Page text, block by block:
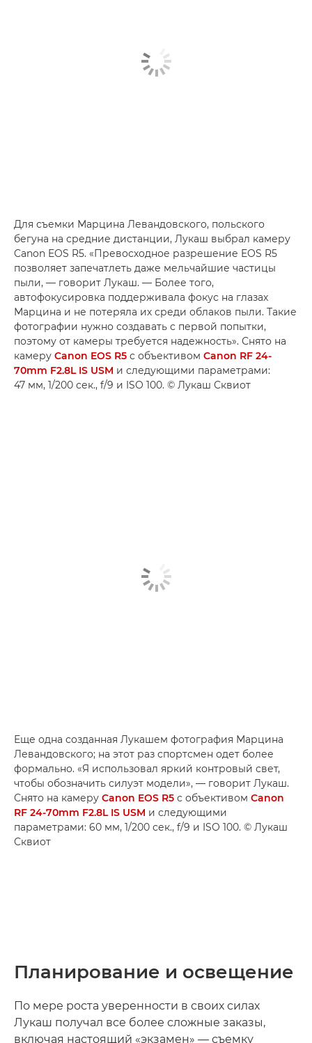
Для съемки Марцина Левандовского, польского
бегуна на средние дистанции, Лукаш выбрал камеру
Canon EOS R5. «Превосходное разрешение EOS R5
позволяет запечатлеть даже мельчайшие частицы
пыли, — говорит Лукаш. — Более того,
автофокусировка поддерживала фокус на глазах
Марцина и не потеряла их среди облаков пыли. Такие
фотографии нужно создавать с первой попытки,
поэтому от камеры требуется надежность». Снято на
камеру Canon EOS R5 с объективом Canon RF 24-
70mm F2.8L IS USM и следующими параметрами:
47 мм, 1/200 сек., f/9 и ISO 100. © Лукаш Сквиот
Еще одна созданная Лукашем фотография Марцина
Левандовского; на этот раз спортсмен одет более
формально. «Я использовал яркий контровый свет,
чтобы обозначить силуэт модели», — говорит Лукаш.
Снято на камеру Canon EOS R5 с объективом Canon
RF 24-70mm F2.8L IS USM и следующими
параметрами: 60 мм, 1/200 сек., f/9 и ISO 100. © Лукаш
Сквиот
Планирование и освещение
По мере роста уверенности в своих силах
Лукаш получал все более сложные заказы,
включая настоящий «экзамен» — съемку